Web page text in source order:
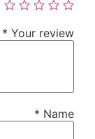
Your review
*
Name
*